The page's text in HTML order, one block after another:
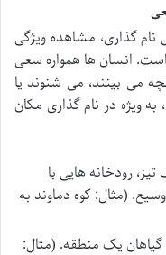
نام گذاری، مشاهده ویژگی
انسان ها همواره سعی
می بینند، می شنوند یا
ویژه در نام گذاری مکان
رودخانه هایی با
(مثال: کوه دماوند به
یک منطقه. (مثال: